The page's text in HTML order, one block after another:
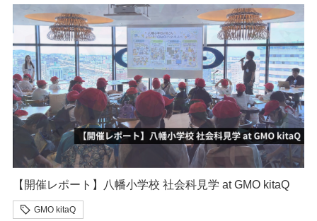
【開催レポート】八幡小学校 社会科見学 at GMO kitaQ
GMO kitaQ